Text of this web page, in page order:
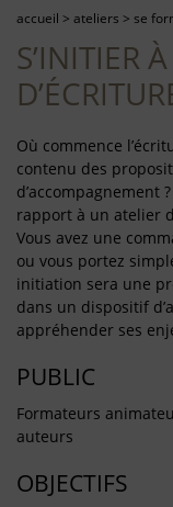
accueil > ateliers > se
S’INITIER
Où commence
contenu des
d’accompagnement
rapport à un atelier
Vous avez une
ou vous portez
initiation sera une
dans un dispositif
appréhender ses
PUBLIC
Formateurs
auteurs
OBJECTIFS